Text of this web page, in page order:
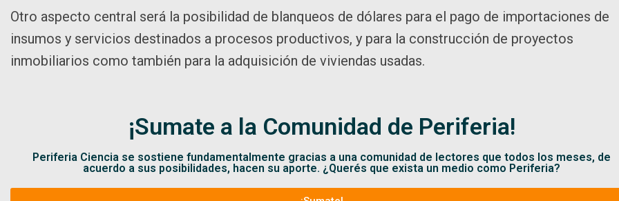
Otro aspecto central será la posibilidad de blanqueos de dólares para el pago de importaciones de
insumos y servicios destinados a procesos productivos, y para la construcción de proyectos
inmobiliarios como también para la adquisición de viviendas usadas.
¡Sumate a la Comunidad de Periferia!
Periferia Ciencia se sostiene fundamentalmente gracias a una comunidad de lectores que todos los meses, de
acuerdo a sus posibilidades, hacen su aporte. ¿Querés que exista un medio como Periferia?